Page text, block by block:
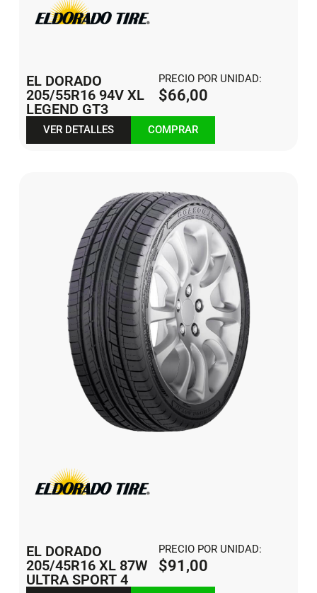
EL DORADO
205/55R16 94V XL
LEGEND GT3
PRECIO POR UNIDAD:
$66,00
VER DETALLES COMPRAR
EL DORADO
205/45R16 XL 87W
ULTRA SPORT 4
PRECIO POR UNIDAD:
$91,00